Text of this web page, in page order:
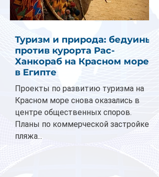
Туризм и природа: бедуины
против курорта Рас-
Ханкораб на Красном море
в Египте
Проекты по развитию туризма на
Красном море снова оказались в
центре общественных споров.
Планы по коммерческой застройке
пляжа...